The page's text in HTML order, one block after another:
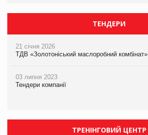
ТЕНДЕРИ
21 січня 2026
ТДВ «Золотоніський маслоробний комбінат»
03 липня 2023
Тендери компанії
ТРЕНІНГОВИЙ ЦЕНТР